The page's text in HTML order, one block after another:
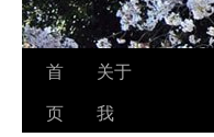
首
页
关于
我